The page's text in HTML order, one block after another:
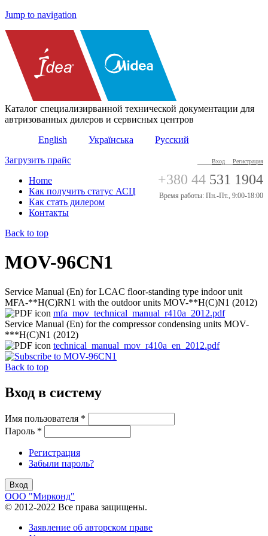
Jump to navigation
Каталог специализирванной технической документации для
автризованных дилеров и сервисных центров
English
Українська Русский
Вход Регистрация
+380 44 531 1904
Время работы: Пн.-Пт., 9:00-18:00
Загрузить прайс
Home
Как получить статус АСЦ
Как стать дилером
Контакты
Back to top
MOV-96CN1
Service Manual (En) for LCAC floor-standing type indoor unit
MFA-**H(C)RN1 with the outdoor units MOV-**H(C)N1 (2012)
mfa_mov_technical_manual_r410a_2012.pdf
Service Manual (En) for the compressor condensing units MOV-
***H(C)N1 (2012)
technical_manual_mov_r410a_en_2012.pdf
Back to top
Вход в систему
Имя пользователя *
Пароль *
Регистрация
Забыли пароль?
ООО "Мирконд"
© 2012-2022 Все права защищены.
Заявление об авторском праве